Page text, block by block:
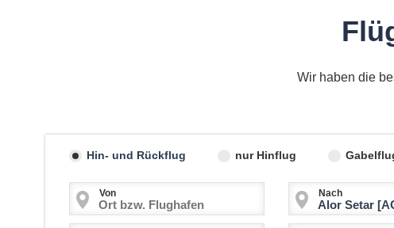
Wir haben die
Hin- und Rückflug nur Hinflug
Von Nach